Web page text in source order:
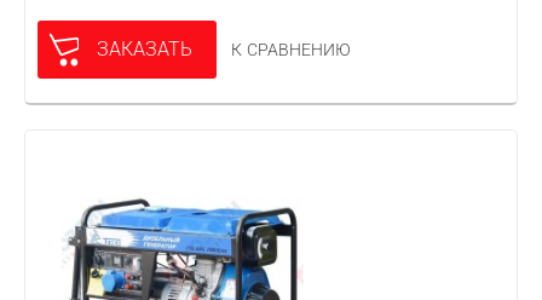
ЗАКАЗАТЬ К СРАВНЕНИЮ